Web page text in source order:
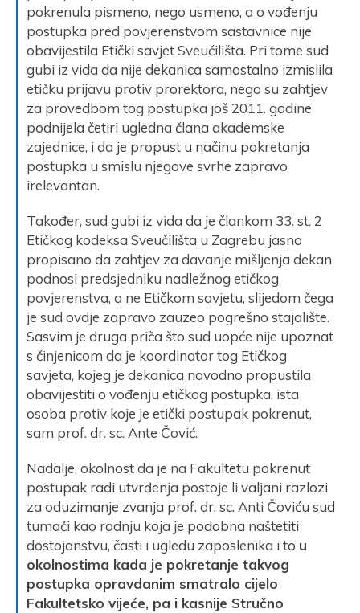
pokrenula pismeno, nego usmeno, a o vođenju
postupka pred povjerenstvom sastavnice nije
obavijestila Etički savjet Sveučilišta. Pri tome sud
gubi iz vida da nije dekanica samostalno izmislila
etičku prijavu protiv prorektora, nego su zahtjev
za provedbom tog postupka još 2011. godine
podnijela četiri ugledna člana akademske
zajednice, i da je propust u načinu pokretanja
postupka u smislu njegove svrhe zapravo
irelevantan.
Također, sud gubi iz vida da je člankom 33. st. 2
Etičkog kodeksa Sveučilišta u Zagrebu jasno
propisano da zahtjev za davanje mišljenja dekan
podnosi predsjedniku nadležnog etičkog
povjerenstva, a ne Etičkom savjetu, slijedom čega
je sud ovdje zapravo zauzeo pogrešno stajalište.
Sasvim je druga priča što sud uopće nije upoznat
s činjenicom da je koordinator tog Etičkog
savjeta, kojeg je dekanica navodno propustila
obavijestiti o vođenju etičkog postupka, ista
osoba protiv koje je etički postupak pokrenut,
sam prof. dr. sc. Ante Čović.
Nadalje, okolnost da je na Fakultetu pokrenut
postupak radi utvrđenja postoje li valjani razlozi
za oduzimanje zvanja prof. dr. sc. Anti Čoviću sud
tumači kao radnju koja je podobna naštetiti
dostojanstvu, časti i ugledu zaposlenika i to u
okolnostima kada je pokretanje takvog
postupka opravdanim smatralo cijelo
Fakultetsko vijeće, pa i kasnije Stručno